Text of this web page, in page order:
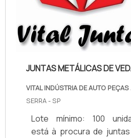
temperatura encontra na
kaelved. Uma empresa
know-how em laudos ...
JUNTAS METÁLICAS DE
VITAL INDÚSTRIA DE AUTO PEÇAS
SERRA - SP
Lote mínimo: 100
está à procura de juntas